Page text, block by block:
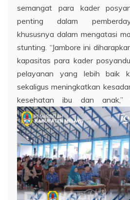
semangat para kader
penting dalam
khususnya dalam mengatasi
stunting. “Jambore ini
kapasitas para kader
pelayanan yang lebih baik
sekaligus meningkatkan
kesehatan ibu dan anak,”